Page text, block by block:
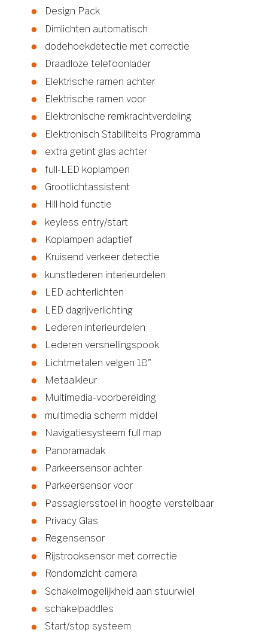
Design Pack
Dimlichten automatisch
dodehoekdetectie met correctie
Draadloze telefoonlader
Elektrische ramen achter
Elektrische ramen voor
Elektronische remkrachtverdeling
Elektronisch Stabiliteits Programma
extra getint glas achter
full-LED koplampen
Grootlichtassistent
Hill hold functie
keyless entry/start
Koplampen adaptief
Kruisend verkeer detectie
kunstlederen interieurdelen
LED achterlichten
LED dagrijverlichting
Lederen interieurdelen
Lederen versnellingspook
Lichtmetalen velgen 18"
Metaalkleur
Multimedia-voorbereiding
multimedia scherm middel
Navigatiesysteem full map
Panoramadak
Parkeersensor achter
Parkeersensor voor
Passagiersstoel in hoogte verstelbaar
Privacy Glas
Regensensor
Rijstrooksensor met correctie
Rondomzicht camera
Schakelmogelijkheid aan stuurwiel
schakelpaddles
Start/stop systeem